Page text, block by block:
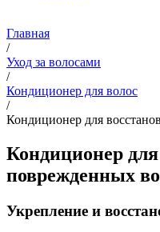
Главная
/
Уход за волосами
/
Кондиционер для волос
/
Кондиционер для
Кондиционер
поврежденных
Укрепление и